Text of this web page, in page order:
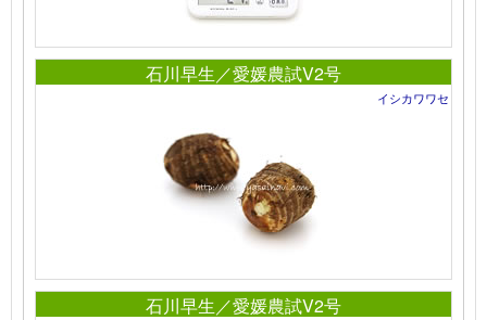
石川早生／愛媛農試V2号
イシカワワセ
石川早生／愛媛農試V2号